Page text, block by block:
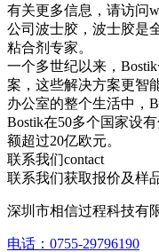
有关更多信息，请访问
公司波士胶，波士胶是
粘合剂专家。
一个多世纪以来，
案，这些解决方案更智
办公室的整个生活中，
Bostik在50多个国家设
额超过20亿欧元。
联系我们contact
联系我们获取报价及样品
深圳市相信过程科技有
电话：0755-29796190